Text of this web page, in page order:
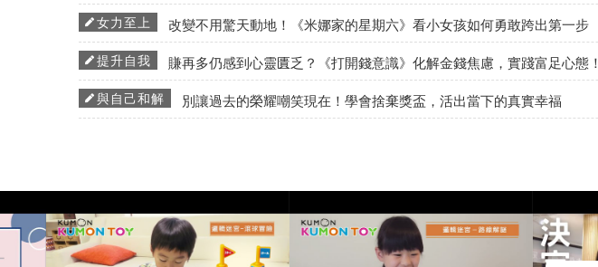
女力至上 改變不用驚天動地！《米娜家的星期六》看小女孩如何勇敢跨出第一步
提升自我 賺再多仍感到心靈匱乏？《打開錢意識》化解金錢焦慮，實踐富足心態！
與自己和解 別讓過去的榮耀嘲笑現在！學會捨棄獎盃，活出當下的真實幸福